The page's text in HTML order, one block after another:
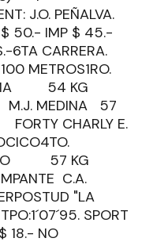
J.O. PEÑALVA.
$ 50.- IMP $ 45.-
6TA CARRERA.
METROS1RO.
54 KG
MEDINA 57
CHARLY E.
57 KG
C.A.
"LA
SPORT
18.- NO